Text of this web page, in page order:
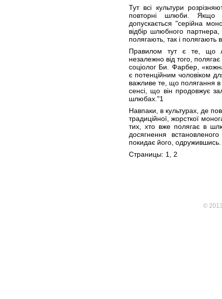
Тут всі культури
повторні шлюби. Якщо
допускається "серійна
відбір шлюбного
полягають, так і полягають
Правилом тут є те, що
незалежно від того,
соціолог Би. Фарбер,
є потенційним чоловіком
важливе те, що полягання
сенсі, що він продовжує
шлюбах."1
Навпаки, в культурах, де
традиційної, жорсткої
тих, хто вже полягає в
досягнення
покидає його, одружившись.
Страницы: 1, 2
©